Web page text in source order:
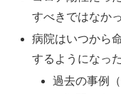
すべきではなか
病院はいつから
するようになっ
過去の事例